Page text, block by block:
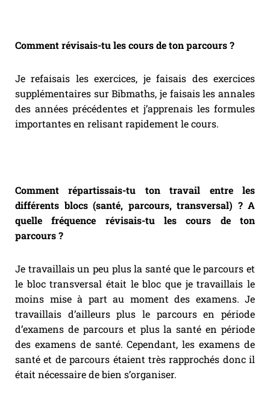
Comment révisais-tu les cours de ton parcours ?
Je refaisais les exercices, je faisais des exercices
supplémentaires sur Bibmaths, je faisais les annales
des années précédentes et j’apprenais les formules
importantes en relisant rapidement le cours.
Comment répartissais-tu ton travail entre les
différents blocs (santé, parcours, transversal) ? A
quelle fréquence révisais-tu les cours de ton
parcours ?
Je travaillais un peu plus la santé que le parcours et
le bloc transversal était le bloc que je travaillais le
moins mise à part au moment des examens. Je
travaillais d’ailleurs plus le parcours en période
d’examens de parcours et plus la santé en période
des examens de santé. Cependant, les examens de
santé et de parcours étaient très rapprochés donc il
était nécessaire de bien s’organiser.